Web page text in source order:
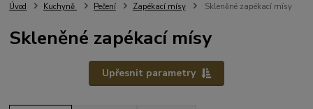
Úvod Kuchyně Pečení Zapékací mísy Skleněné zapékací mísy
Skleněné zapékací mísy
Upřesnit parametry